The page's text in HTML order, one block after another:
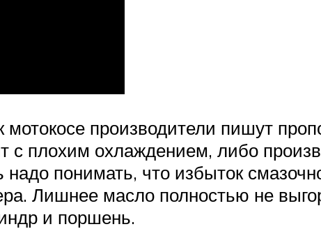
производители пишут
с плохим охлаждением, либо
понимать, что избыток
Лишнее масло полностью не
и поршень.